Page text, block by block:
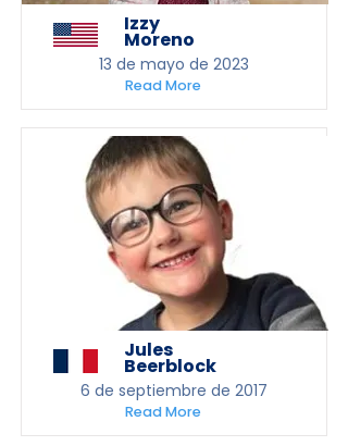
Izzy
Moreno
13 de mayo de 2023
Read More
Jules
Beerblock
6 de septiembre de 2017
Read More